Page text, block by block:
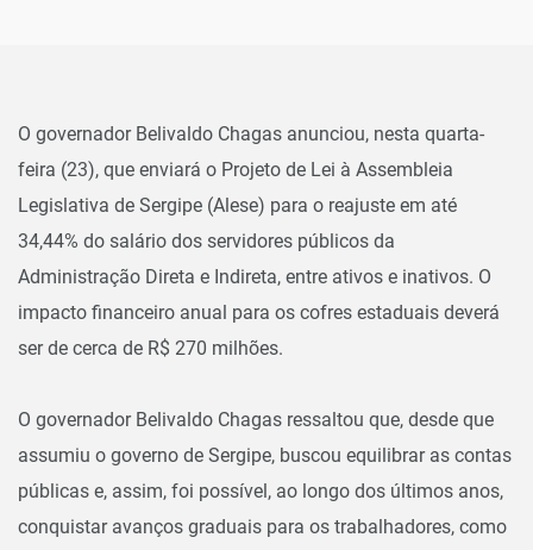
O governador Belivaldo Chagas anunciou, nesta quarta-
feira (23), que enviará o Projeto de Lei à Assembleia
Legislativa de Sergipe (Alese) para o reajuste em até
34,44% do salário dos servidores públicos da
Administração Direta e Indireta, entre ativos e inativos. O
impacto financeiro anual para os cofres estaduais deverá
ser de cerca de R$ 270 milhões.
O governador Belivaldo Chagas ressaltou que, desde que
assumiu o governo de Sergipe, buscou equilibrar as contas
públicas e, assim, foi possível, ao longo dos últimos anos,
conquistar avanços graduais para os trabalhadores, como